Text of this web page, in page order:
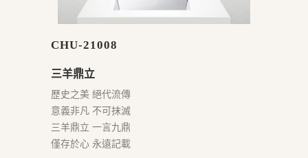
CHU-21008
三羊鼎立
歷史之美 絕代流傳
意義非凡 不可抹滅
三羊鼎立 一言九鼎
僅存於心 永遠記載